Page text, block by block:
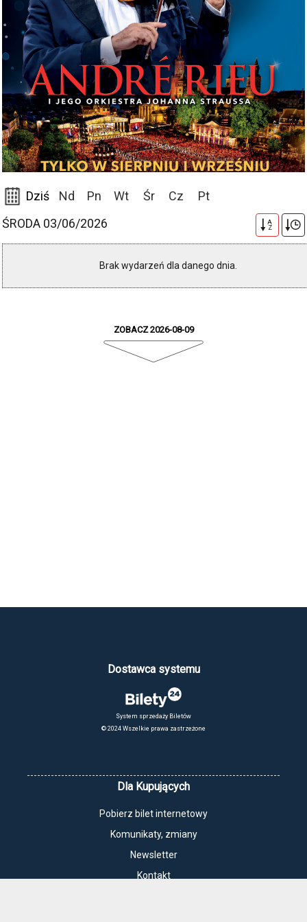
Dziś Nd Pn Wt Śr Cz
Pt
ŚRODA 03/06/2026
A
Z
Brak wydarzeń dla danego dnia.
ZOBACZ 2026-08-09
Dostawca systemu
System sprzedaży Biletów
© 2024 Wszelkie prawa zastrzeżone
Dla Kupujących
Pobierz bilet internetowy
Komunikaty, zmiany
Newsletter
Kontakt